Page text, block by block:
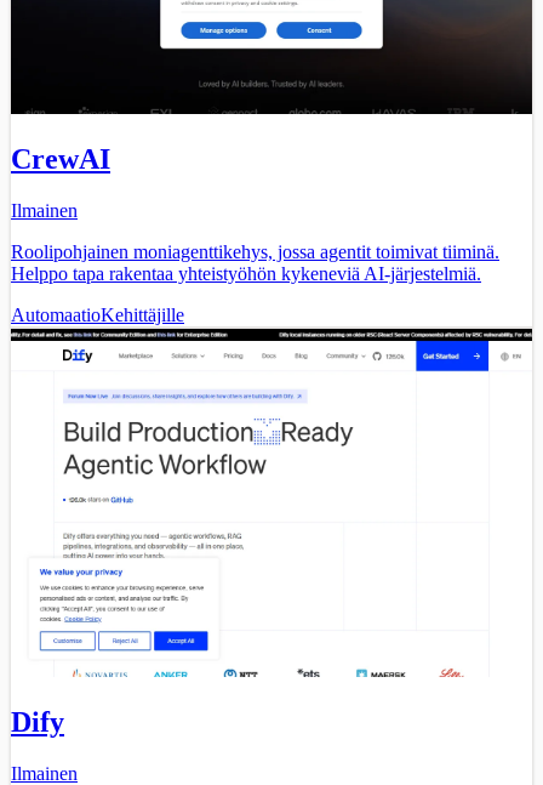
CrewAI
Ilmainen
Roolipohjainen moniagenttikehys, jossa agentit toimivat tiiminä.
Helppo tapa rakentaa yhteistyöhön kykeneviä AI-järjestelmiä.
AutomaatioKehittäjille
Dify
Ilmainen